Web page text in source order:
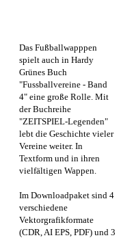
Das Fußballwapppen
spielt auch in Hardy
Grünes Buch
"Fussballvereine - Band
4" eine große Rolle. Mit
der Buchreihe
"ZEITSPIEL-Legenden"
lebt die Geschichte vieler
Vereine weiter. In
Textform und in ihren
vielfältigen Wappen.
Im Downloadpaket sind 4
verschiedene
Vektorgrafikformate
(CDR, AI EPS, PDF) und 3